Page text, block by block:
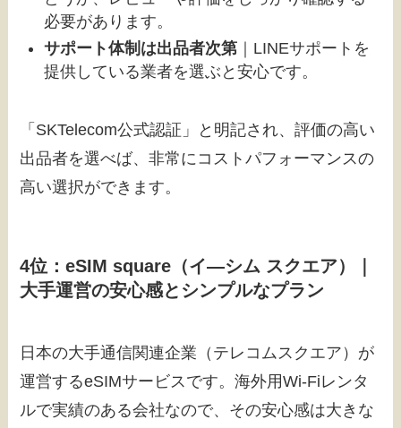
必要があります。
サポート体制は出品者次第 ｜LINEサポートを
提供している業者を選ぶと安心です。
「SKTelecom公式認証」と明記され、評価の高い
出品者を選べば、非常にコストパフォーマンスの
高い選択ができます。
4位：eSIM square（イ―シム スクエア）｜
大手運営の安心感とシンプルなプラン
日本の大手通信関連企業（テレコムスクエア）が
運営するeSIMサービスです。海外用Wi-Fiレンタ
ルで実績のある会社なので、その安心感は大きな